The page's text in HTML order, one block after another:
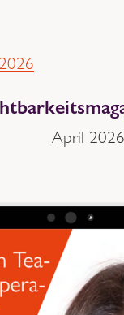
April 2026